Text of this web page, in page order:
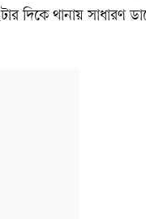
দিকে থানায় সাধারণ